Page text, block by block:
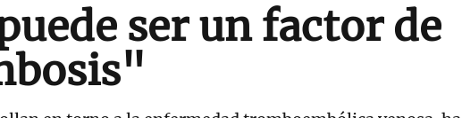
ser un factor de